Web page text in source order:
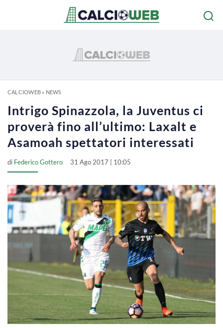
CALCIOWEB» NEWS
Intrigo Spinazzola, la Juventus ci
proverà fino all’ultimo: Laxalt e
Asamoah spettatori interessati
di Federico Gottero 31 Ago 2017 | 10:05